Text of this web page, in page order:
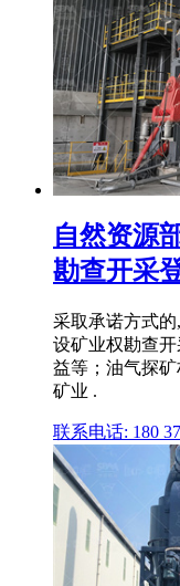
自然资源
勘查开采
采取承诺方式
设矿业权勘查
益等；油气探
矿业 .
联系电话: 180